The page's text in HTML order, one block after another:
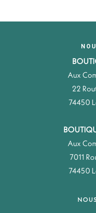
Aux
22
74450
Aux
7011
74450